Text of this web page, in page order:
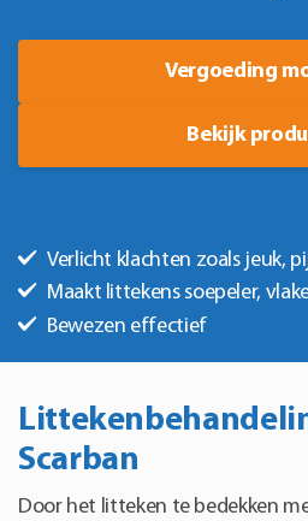
Vergoeding
Bekijk
Verlicht klachten zoals jeuk,
Maakt littekens soepeler,
Bewezen effectief
Scarban
Door het litteken te bedekken